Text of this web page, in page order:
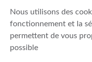
Nous utilisons des
fonctionnement et la
permettent de vous
possible